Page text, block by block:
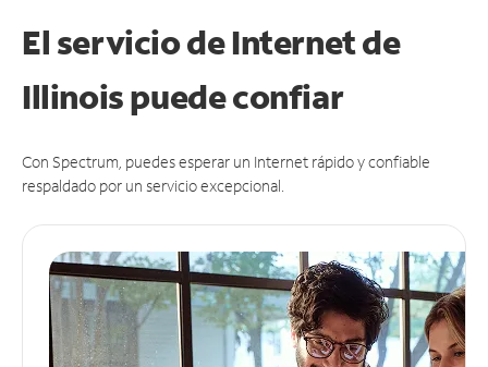
El servicio de Internet de
Illinois puedeconfiar
Con Spectrum, puedes esperar un Internet rápido y confiable
respaldado por un servicio excepcional.